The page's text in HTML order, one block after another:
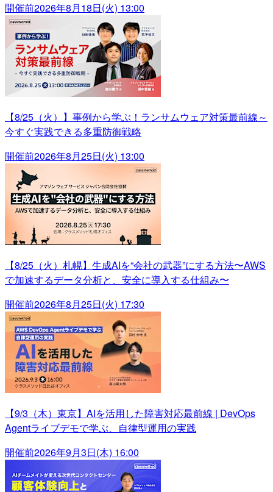
開催前2026年8月18日(火) 13:00
【8/25（火）】事例から学ぶ！ランサムウェア対策最前線～
今すぐ実践できる多重防御戦略
開催前2026年8月25日(火) 13:00
【8/25（火）札幌】生成AIを“会社の武器”にする方法〜AWS
で加速するデータ分析と、安全に導入する仕組み〜
開催前2026年8月25日(火) 17:30
【9/3（木）東京】AIを活用した障害対応最前線 | DevOps
Agentライブデモで学ぶ、自律型運用の実践
開催前2026年9月3日(木) 16:00